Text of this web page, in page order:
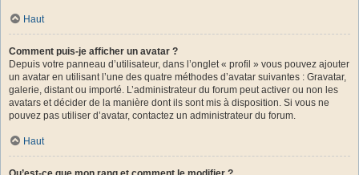
Haut
Comment puis-je afficher un avatar ?
Depuis votre panneau d’utilisateur, dans l’onglet « profil » vous pouvez ajouter
un avatar en utilisant l’une des quatre méthodes d’avatar suivantes : Gravatar,
galerie, distant ou importé. L’administrateur du forum peut activer ou non les
avatars et décider de la manière dont ils sont mis à disposition. Si vous ne
pouvez pas utiliser d’avatar, contactez un administrateur du forum.
Haut